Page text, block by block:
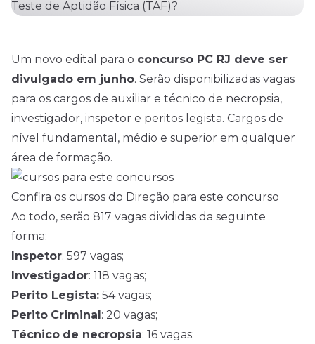
Um novo edital para o concurso PC RJ deve ser
divulgado em junho. Serão disponibilizadas vagas
para os cargos de auxiliar e técnico de necropsia,
investigador, inspetor e peritos legista. Cargos de
nível fundamental, médio e superior em qualquer
área de formação.
Confira os cursos do Direção para este concurso
Ao todo, serão 817 vagas divididas da seguinte
forma:
Inspetor: 597 vagas;
Investigador: 118 vagas;
Perito Legista: 54 vagas;
Perito Criminal: 20 vagas;
Técnico de necropsia: 16 vagas;